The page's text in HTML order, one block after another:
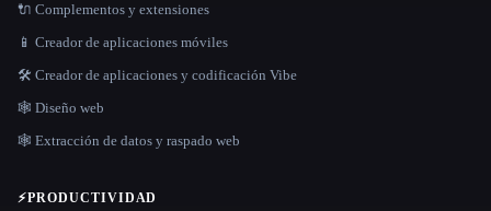
🔌 Complementos y extensiones
📱 Creador de aplicaciones móviles
🛠️ Creador de aplicaciones y codificación Vibe
🕸 Diseño web
🕸️ Extracción de datos y raspado web
⚡PRODUCTIVIDAD